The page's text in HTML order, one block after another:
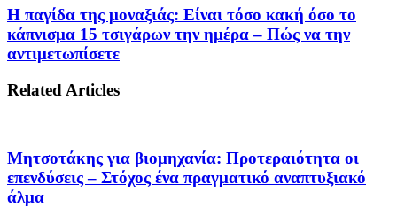
Η παγίδα της μοναξιάς: Είναι τόσο κακή όσο το
κάπνισμα 15 τσιγάρων την ημέρα – Πώς να την
αντιμετωπίσετε
Related Articles
Μητσοτάκης για βιομηχανία: Προτεραιότητα οι
επενδύσεις – Στόχος ένα πραγματικό αναπτυξιακό
άλμα